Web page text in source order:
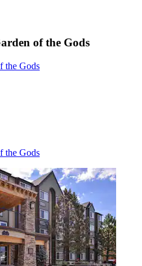
of the Gods
the Gods
the Gods